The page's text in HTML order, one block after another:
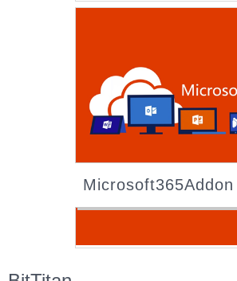
Microsoft365Addon